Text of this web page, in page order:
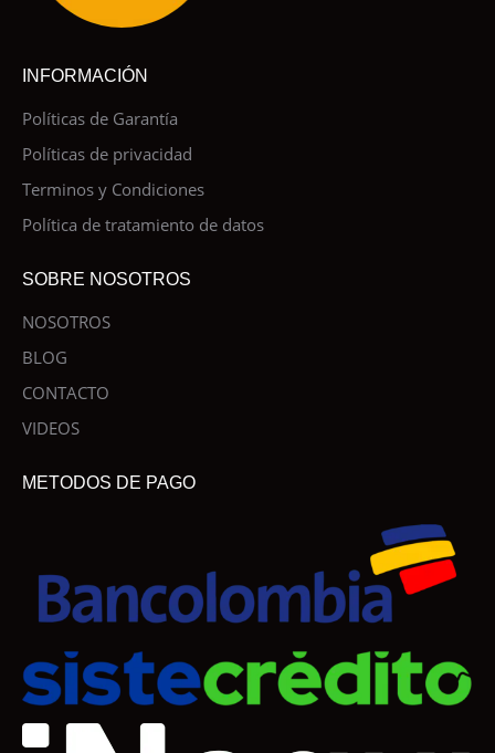
INFORMACIÓN
Políticas de Garantía
Políticas de privacidad
Terminos y Condiciones
Política de tratamiento de datos
SOBRE NOSOTROS
NOSOTROS
BLOG
CONTACTO
VIDEOS
METODOS DE PAGO